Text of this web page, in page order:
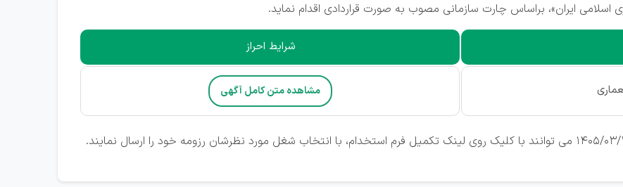
ایران»، براساس چارت سازمانی مصوب به صورت قراردادی اقدام نماید.
شرایط احراز
مشاهده متن کامل آگهی